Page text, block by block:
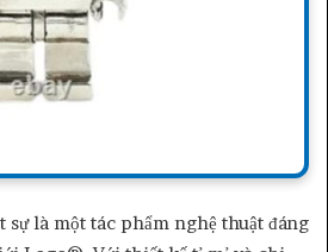
sự là một tác phẩm nghệ thuật đáng